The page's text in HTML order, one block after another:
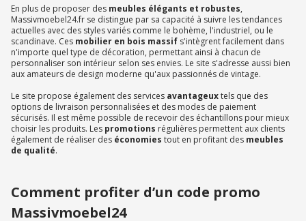
En plus de proposer des meubles élégants et robustes,
Massivmoebel24.fr se distingue par sa capacité à suivre les tendances
actuelles avec des styles variés comme le bohème, l'industriel, ou le
scandinave. Ces mobilier en bois massif s'intègrent facilement dans
n'importe quel type de décoration, permettant ainsi à chacun de
personnaliser son intérieur selon ses envies. Le site s'adresse aussi bien
aux amateurs de design moderne qu'aux passionnés de vintage.
Le site propose également des services avantageuxtels que des
options de livraison personnalisées et des modes de paiement
sécurisés. Il est même possible de recevoir des échantillons pour mieux
choisir les produits. Les promotions régulières permettent aux clients
également de réaliser des économies tout en profitant des meubles
de qualité.
Comment profiter d’un code promo
Massivmoebel24